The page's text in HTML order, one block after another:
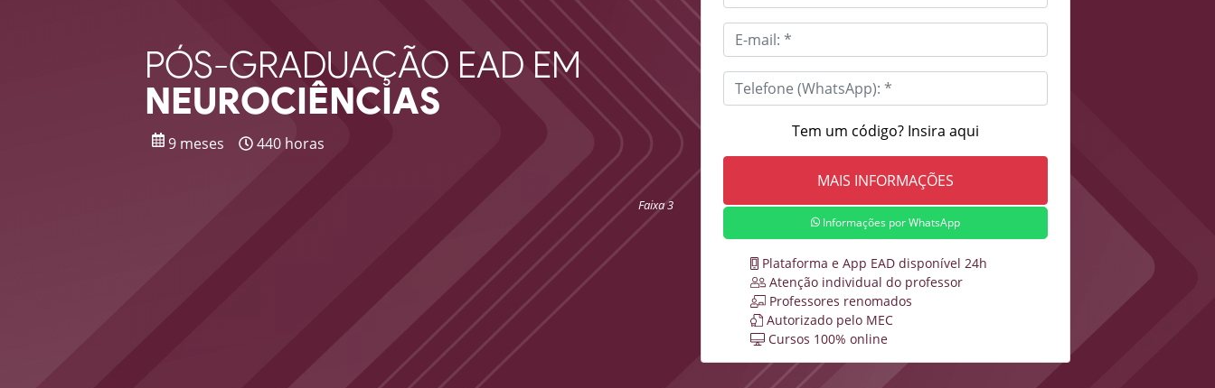
PÓS-GRADUAÇÃO EAD EM
NEUROCIÊNCIAS
9 meses 440 horas
Faixa 3
Tem um código? Insira aqui
Informações por WhatsApp
Plataforma e App EAD disponível 24h
Atenção individual do professor
Professores renomados
Autorizado pelo MEC
Cursos 100% online